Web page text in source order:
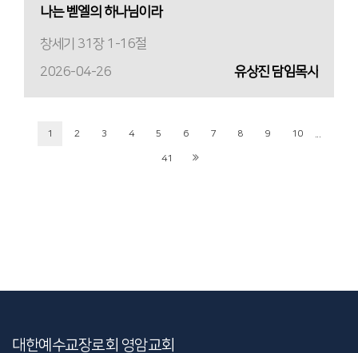
나는 벧엘의 하나님이라
창세기 31장 1-16절
2026-04-26
유상진 담임목사
1 2 3 4 5 6 7 8 9 10
41
대한예수교장로회 영암교회